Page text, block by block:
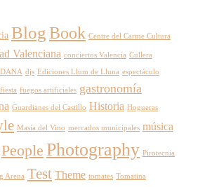
BlogBook Centre del Carme Cultura
Valenciana conciertos Valencia Cullera
DANA djs Ediciones Llum de Lluna espectáculo
fiesta fuegos artificiales gastronomía
Guardianes del Castillo Historia Hogueras
Masía del Vino mercados municipales música
People Photography Pirotecnia
Arena Test Theme tomates Tomatina